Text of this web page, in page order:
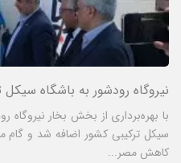
نیروگاه رودشور به باشگاه
با بهره‌برداری از بخش بخار نیروگاه
سیکل ترکیبی کشور اضافه شد و گام
کاهش مصر...